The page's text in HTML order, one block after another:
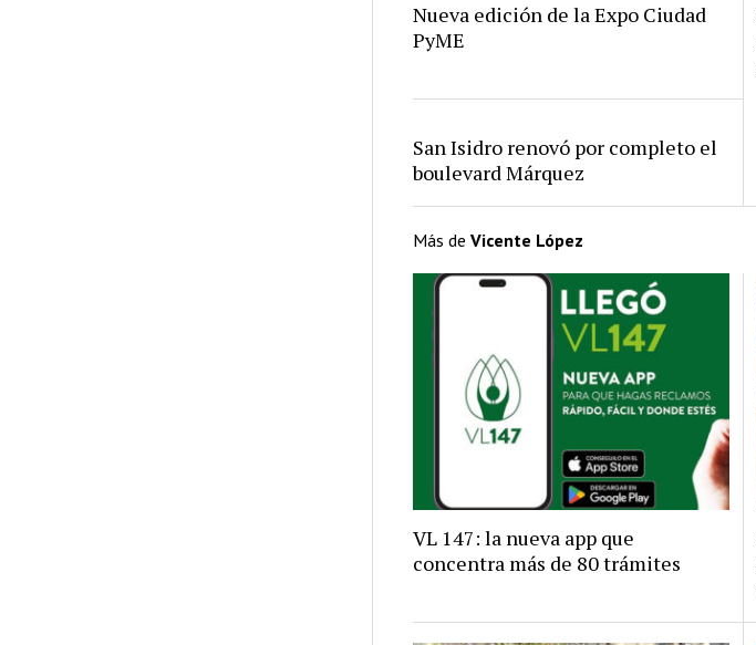
Nueva edición de la Expo Ciudad
PyME
San Isidro renovó por completo el
boulevard Márquez
Más deVicente López
VL 147: la nueva app que
concentra más de 80 trámites